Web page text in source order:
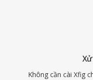
Không cần cài Xfig